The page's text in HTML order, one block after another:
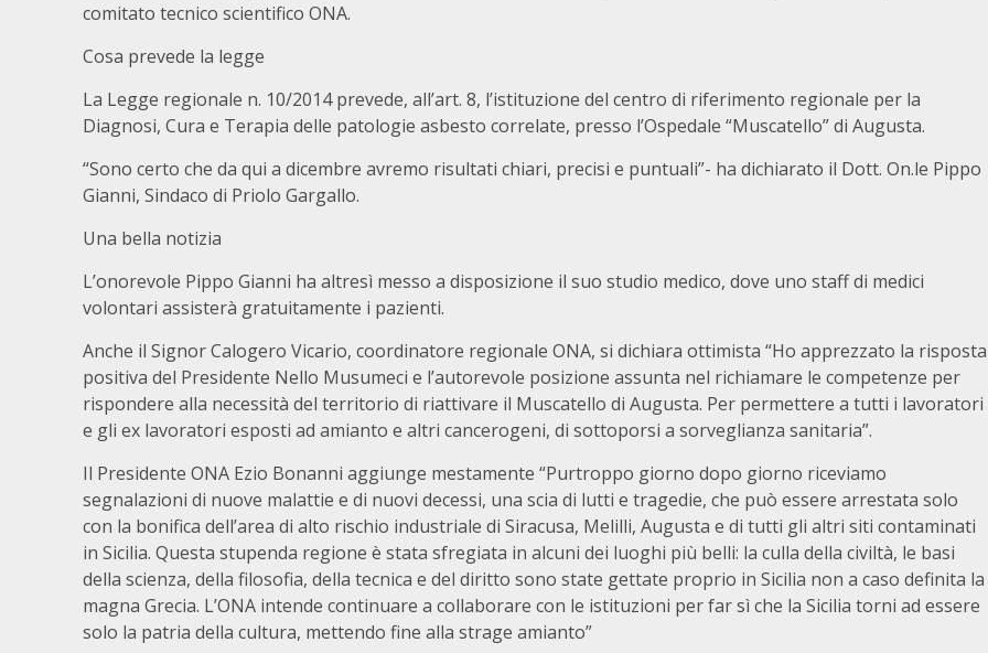
comitato tecnico scientifico ONA.
Cosa prevede la legge
La Legge regionale n. 10/2014 prevede, all’art. 8, l’istituzione del centro di riferimento regionale per la
Diagnosi, Cura e Terapia delle patologie asbesto correlate, presso l’Ospedale “Muscatello” di Augusta.
“Sono certo che da qui a dicembre avremo risultati chiari, precisi e puntuali”- ha dichiarato il Dott. On.le Pippo
Gianni, Sindaco di Priolo Gargallo.
Una bella notizia
L’onorevole Pippo Gianni ha altresì messo a disposizione il suo studio medico, dove uno staff di medici
volontari assisterà gratuitamente i pazienti.
Anche il Signor Calogero Vicario, coordinatore regionale ONA, si dichiara ottimista “Ho apprezzato la risposta
positiva del Presidente Nello Musumeci e l’autorevole posizione assunta nel richiamare le competenze per
rispondere alla necessità del territorio di riattivare il Muscatello di Augusta. Per permettere a tutti i lavoratori
e gli ex lavoratori esposti ad amianto e altri cancerogeni, di sottoporsi a sorveglianza sanitaria”.
Il Presidente ONA Ezio Bonanni aggiunge mestamente “Purtroppo giorno dopo giorno riceviamo
segnalazioni di nuove malattie e di nuovi decessi, una scia di lutti e tragedie, che può essere arrestata solo
con la bonifica dell’area di alto rischio industriale di Siracusa, Melilli, Augusta e di tutti gli altri siti contaminati
in Sicilia. Questa stupenda regione è stata sfregiata in alcuni dei luoghi più belli: la culla della civiltà, le basi
della scienza, della filosofia, della tecnica e del diritto sono state gettate proprio in Sicilia non a caso definita la
magna Grecia. L’ONA intende continuare a collaborare con le istituzioni per far sì che la Sicilia torni ad essere
solo la patria della cultura, mettendo fine alla strage amianto”